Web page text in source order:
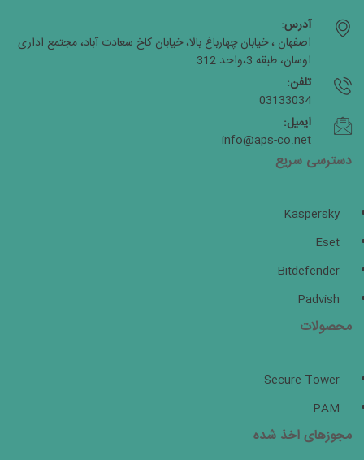
آدرس:
اصفهان ، خیابان چهارباغ بالا، خیابان کاخ سعادت آباد، مجتمع اداری
اوسان، طبقه 3،واحد 312
تلفن:
03133034
ایمیل:
info@aps-co.net
دسترسی سریع
Kaspersky
Eset
Bitdefender
Padvish
محصولات
Secure Tower
PAM
مجوزهای اخذ شده